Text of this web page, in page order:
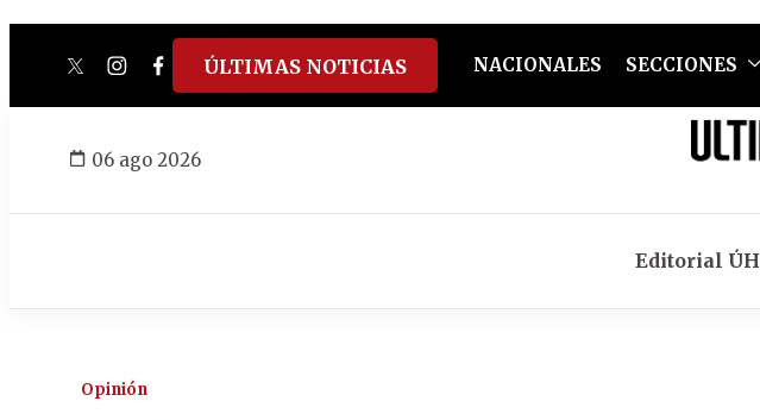
twitterinstagram
facebook
tiktokyoutube
spotify
ÚLTIMAS NOTICIAS NACIONALES SECCIONES
06 ago 2026
Editorial ÚH
Opinión